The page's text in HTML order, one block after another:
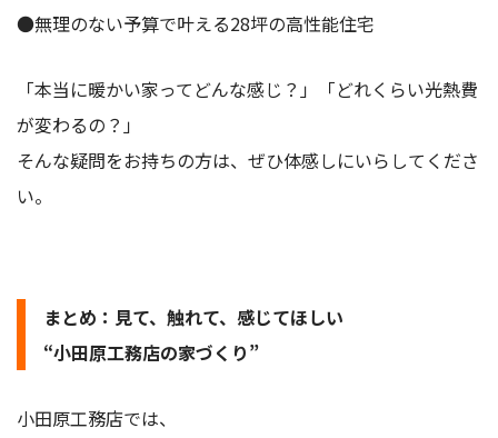
●無理のない予算で叶える28坪の高性能住宅
「本当に暖かい家ってどんな感じ？」「どれくらい光熱費
が変わるの？」
そんな疑問をお持ちの方は、ぜひ体感しにいらしてくださ
い。
まとめ：見て、触れて、感じてほしい
“小田原工務店の家づくり”
小田原工務店では、